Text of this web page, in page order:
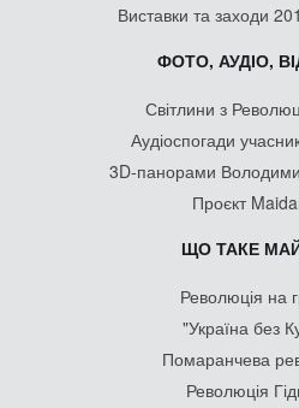
Виставки та заходи
ФОТО, АУДІО,
Світлини з
Аудіоспогади
3D-панорами
Проєкт
ЩО ТАКЕ
Революція на
"Україна без
Помаранчева
Революція